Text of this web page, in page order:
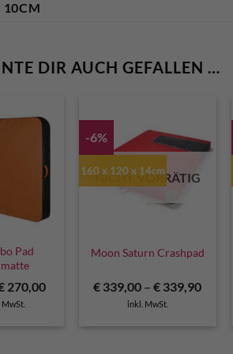
10CM
DIR AUCH GEFALLEN …
Pad
270,00Aktueller
-6%
160 x 120 x 14cm
NICHT VORRÄTIG
Moon Saturn Crashpad
€ 339,00 –€ 339,90
inkl. MwSt.